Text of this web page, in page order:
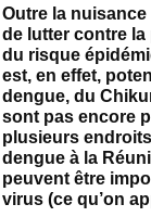
Outre la
de lutter contre
du risque
est, en effet,
dengue, du
sont pas encore
plusieurs
dengue à la
peuvent être
virus (ce qu’on